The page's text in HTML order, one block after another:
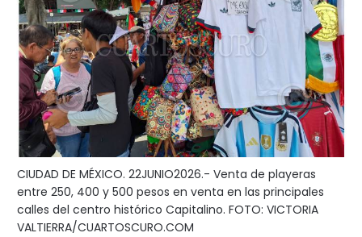
CIUDAD DE MÉXICO. 22JUNIO2026.- Venta de playeras
entre 250, 400 y 500 pesos en venta en las principales
calles del centro histórico Capitalino. FOTO: VICTORIA
VALTIERRA/CUARTOSCURO.COM